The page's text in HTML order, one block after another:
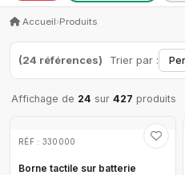
Accueil›Produits
(24 références) Trier par :
Affichage de 24 sur 427 produits
RÉF : 330000
Borne tactile sur batterie